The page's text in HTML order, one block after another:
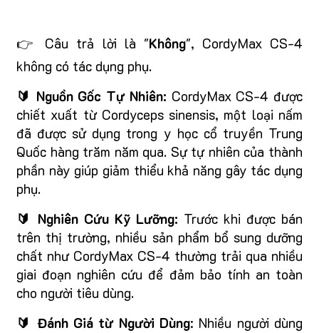
👉 Câu trả lời là "Không", CordyMax CS-4
không có tác dụng phụ.
🔰 Nguồn Gốc Tự Nhiên: CordyMax CS-4 được
chiết xuất từ Cordyceps sinensis, một loại nấm
đã được sử dụng trong y học cổ truyền Trung
Quốc hàng trăm năm qua. Sự tự nhiên của thành
phần này giúp giảm thiểu khả năng gây tác dụng
phụ.
🔰 Nghiên Cứu Kỹ Lưỡng: Trước khi được bán
trên thị trường, nhiều sản phẩm bổ sung dưỡng
chất như CordyMax CS-4 thường trải qua nhiều
giai đoạn nghiên cứu để đảm bảo tính an toàn
cho người tiêu dùng.
🔰 Đánh Giá từ Người Dùng: Nhiều người dùng